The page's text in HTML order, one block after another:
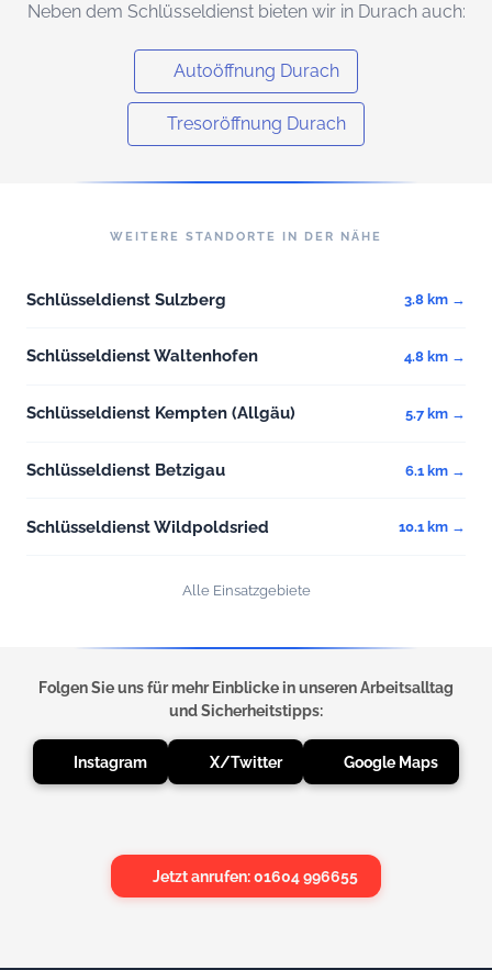
Neben dem Schlüsseldienst bieten wir in Durach auch:
Autoöffnung Durach
Tresoröffnung Durach
WEITERE STANDORTE IN DER NÄHE
Schlüsseldienst Sulzberg 3.8 km →
Schlüsseldienst Waltenhofen 4.8 km →
Schlüsseldienst Kempten (Allgäu) 5.7 km →
Schlüsseldienst Betzigau 6.1 km →
Schlüsseldienst Wildpoldsried 10.1 km →
Alle Einsatzgebiete
Folgen Sie uns für mehr Einblicke in unseren Arbeitsalltag
und Sicherheitstipps:
Instagram X/Twitter Google Maps
Jetzt anrufen: 01604 996655